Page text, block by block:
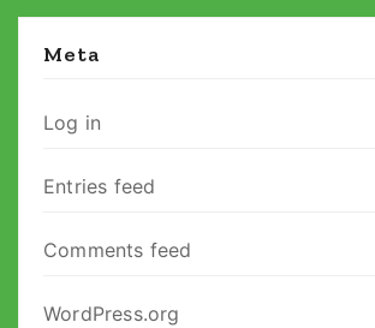
Meta
Log in
Entries feed
Comments feed
WordPress.org